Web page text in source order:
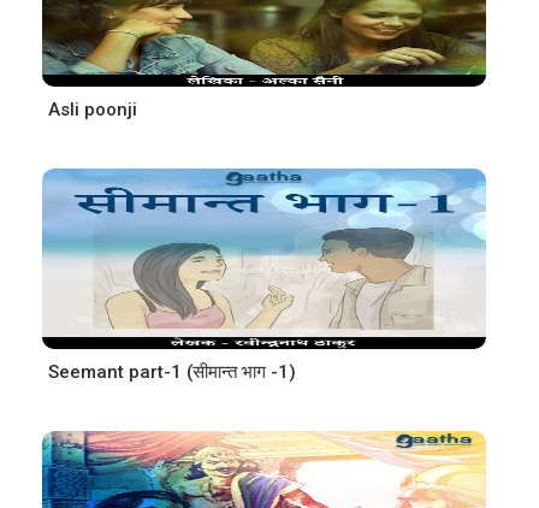
Asli poonji
Seemant part-1 (सीमान्त भाग -1)